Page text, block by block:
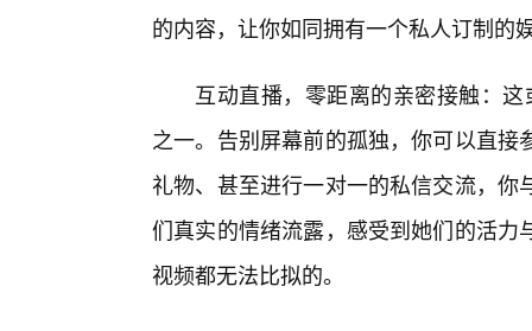
的内容，让你如同拥有一个私人订制的
互动直播，零距离的亲密接触：
之一。告别屏幕前的孤独，你可以直
礼物、甚至进行一对一的私信交流，
们真实的情绪流露，感受到她们的活
视频都无法比拟的。